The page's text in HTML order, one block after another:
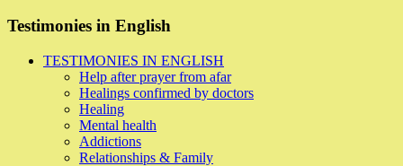
Testimonies in English
TESTIMONIES IN ENGLISH
Help after prayer from afar
Healings confirmed by doctors
Healing
Mental health
Addictions
Relationships & Family